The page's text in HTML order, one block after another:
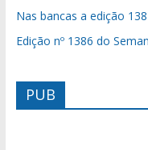
Nas bancas a edição
Edição nº 1386 do
PUB